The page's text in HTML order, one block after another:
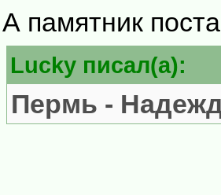
А памятник
Lucky писал(а):
Пермь -